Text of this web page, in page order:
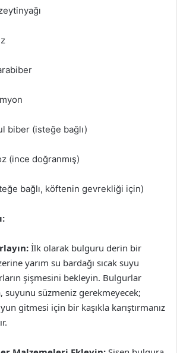
biber (isteğe bağlı)
(ince doğranmış)
bağlı, köftenin gevrekliği için)
İlk olarak bulguru derin bir
yarım su bardağı sıcak suyu
şişmesini bekleyin. Bulgurlar
suyunu süzmeniz gerekmeyecek;
gitmesi için bir kaşıkla karıştırmanız